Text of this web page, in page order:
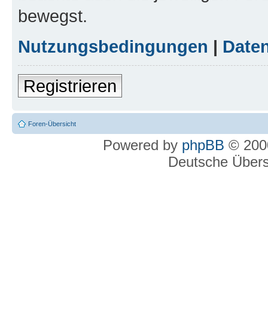
bewegst.
Nutzungsbedingungen |
Registrieren
Foren-Übersicht
Powered by phpBB ©
Deutsche